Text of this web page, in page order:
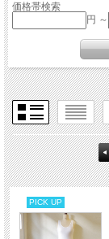
価格帯検索
円 ～
PICK UP